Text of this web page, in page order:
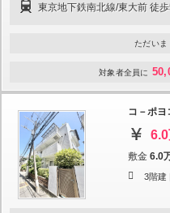
東京地下鉄南北線/東大前 徒
ただいま
対象者全員に
コ－ポヨ
6.0
敷金 6.0
3階建 |